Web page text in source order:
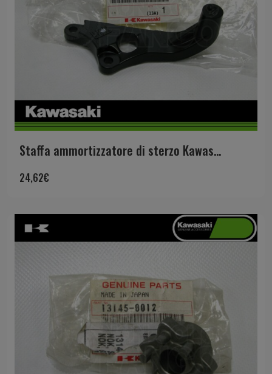
Staffa ammortizzatore di sterzo Kawas...
24,62€